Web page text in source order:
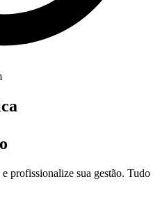
profissionalize sua gestão. Tudo